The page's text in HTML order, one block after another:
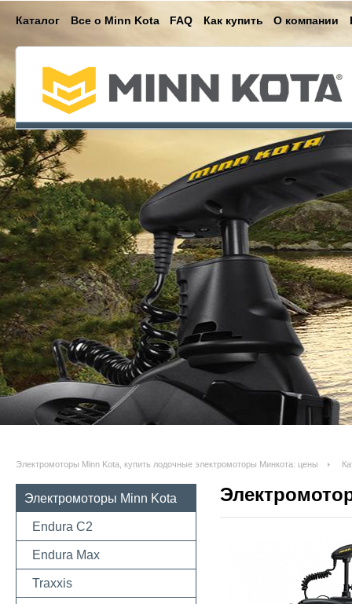
Каталог Все о Minn Kota FAQ Как купить О компании
Электромоторы Minn Kota, купить лодочные электромоторы Минкота: цены
Электромоторы Minn Kota
Endura C2
Endura Max
Traxxis